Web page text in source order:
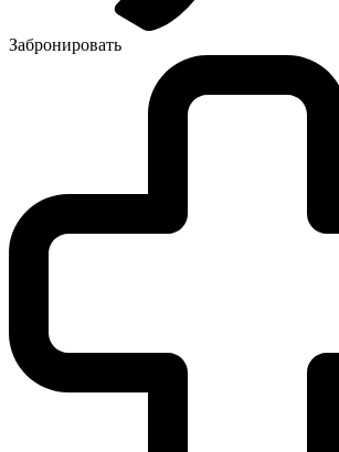
Забронировать